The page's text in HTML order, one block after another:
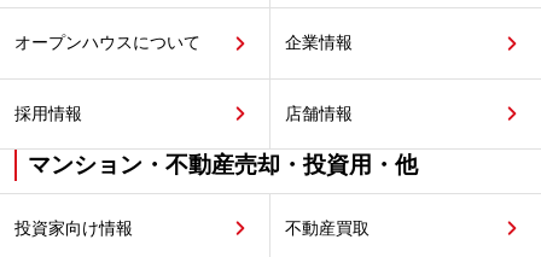
オープンハウスについて 企業情報
採用情報 店舗情報
マンション・不動産売却・投資用・他
投資家向け情報 不動産買取